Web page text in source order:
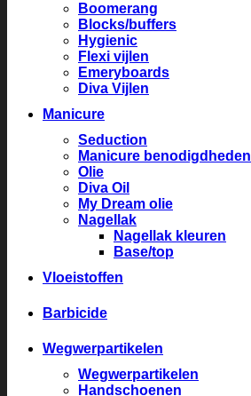
Boomerang
Blocks/buffers
Hygienic
Flexi vijlen
Emeryboards
Diva Vijlen
Manicure
Seduction
Manicure benodigdheden
Olie
Diva Oil
My Dream olie
Nagellak
Nagellak kleuren
Base/top
Vloeistoffen
Barbicide
Wegwerpartikelen
Wegwerpartikelen
Handschoenen